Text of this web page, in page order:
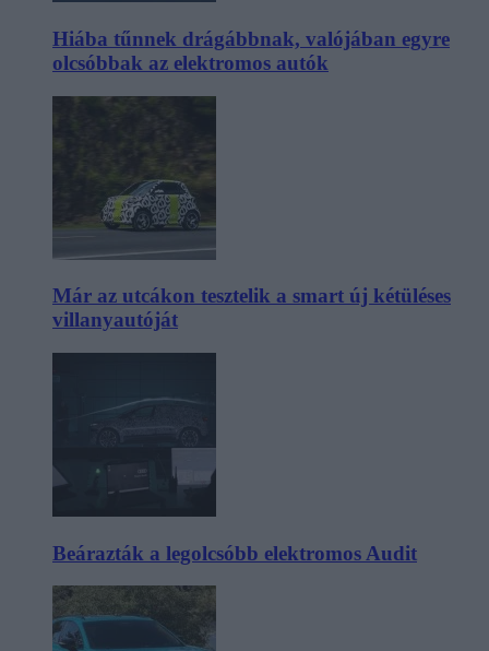
Hiába tűnnek drágábbnak, valójában egyre
olcsóbbak az elektromos autók
Már az utcákon tesztelik a smart új kétüléses
villanyautóját
Beárazták a legolcsóbb elektromos Audit